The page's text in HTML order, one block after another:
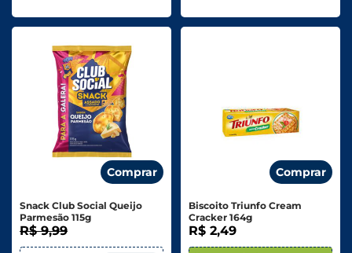
Comprar
Snack Club Social Queijo
Parmesão 115g
R$ 9,99
Comprar
Biscoito Triunfo Cream
Cracker 164g
R$ 2,49